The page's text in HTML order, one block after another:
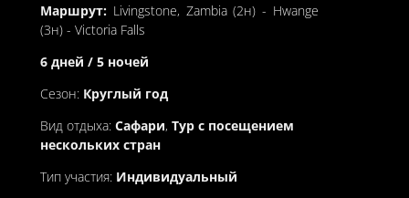
Маршрут:Livingstone, Zambia (2н) - Hwange
(3н) - Victoria Falls
6 дней / 5 ночей
Сезон: Круглый год
Вид отдыха: Сафари, Тур с посещением
нескольких стран
Тип участия: Индивидуальный